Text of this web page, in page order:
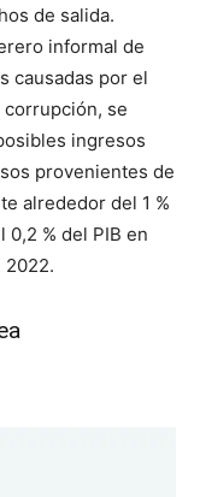
de salida.
informal de
causadas por el
se
ingresos
provenientes de
alrededor del 1 %
% del PIB en
2022.